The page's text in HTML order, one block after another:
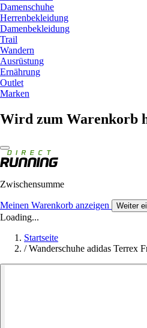
Damenschuhe
Herrenbekleidung
Damenbekleidung
Trail
Wandern
Ausrüstung
Ernährung
Outlet
Marken
Wird zum Warenkorb
Zwischensumme
Meinen Warenkorb anzeigen Weiter
Loading...
Startseite
/ Wanderschuhe adidas Terrex